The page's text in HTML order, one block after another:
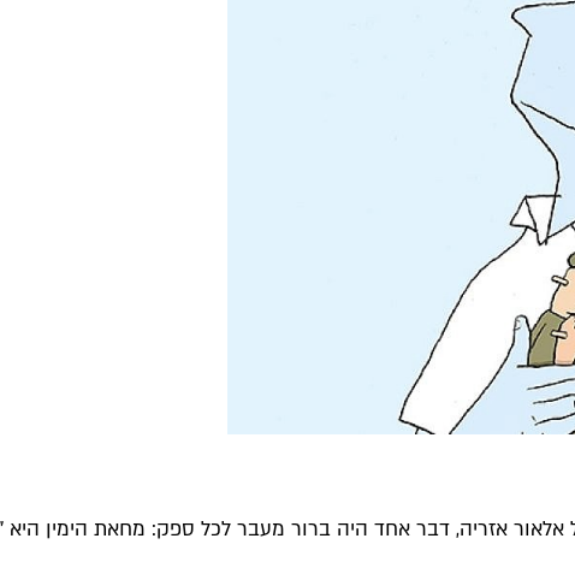
אזריה, דבר אחד היה ברור מעבר לכל ספק: מחאת הימין היא